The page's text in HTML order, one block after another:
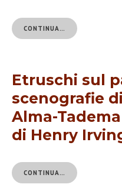
CONTINUA…
Etruschi sul
scenografie
Alma-
di Henry
CONTINUA…